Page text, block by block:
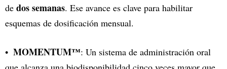
de dos semanas. Ese avance es clave para habilitar
esquemas de dosificación mensual.
MOMENTUM™: Un sistema de administración oral